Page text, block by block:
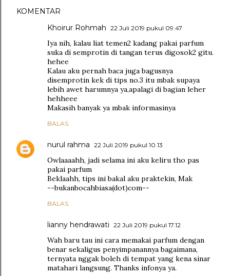
KOMENTAR
Khoirur Rohmah 22 Juli 2019 pukul 09.47
Iya nih, kalau liat temen2 kadang pakai parfum
suka di semprotin di tangan terus digosok2 gitu.
hehee
Kalau aku pernah baca juga bagusnya
disemprotin kek di tips no.3 itu mbak supaya
lebih awet harumnya ya,apalagi di bagian leher
hehheee
Makasih banyak ya mbak informasinya
BALAS
nurul rahma 22 Juli 2019 pukul 10.13
Owlaaaahh, jadi selama ini aku keliru tho pas
pakai parfum
Beklaahh, tips ini bakal aku praktekin, Mak
--bukanbocahbiasa(dot)com--
BALAS
lianny hendrawati 22 Juli 2019 pukul 17.12
Wah baru tau ini cara memakai parfum dengan
benar sekaligus penyimpanannya bagaimana,
ternyata nggak boleh di tempat yang kena sinar
matahari langsung. Thanks infonya ya.